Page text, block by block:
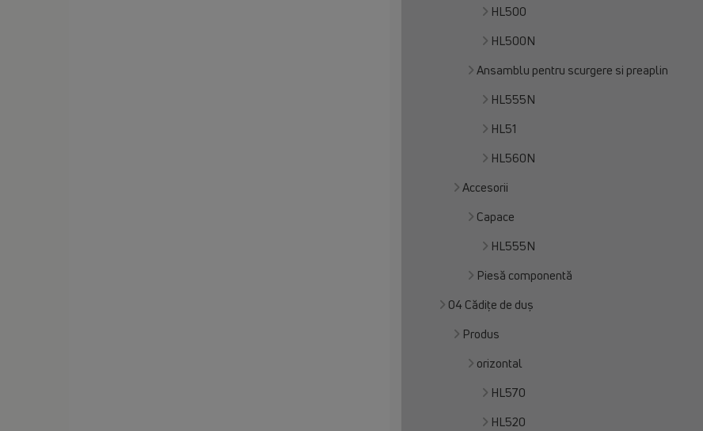
HL500
HL500N
Ansamblu pentru scurgere si preaplin
HL555N
HL51
HL560N
Accesorii
Capace
HL555N
Piesă componentă
04 Cădițe de duș
Produs
orizontal
HL570
HL520